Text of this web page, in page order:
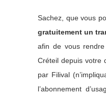
Sachez, que vous
gratuitement un
afin de vous
Créteil depuis votre
par Filival
l’abonnement